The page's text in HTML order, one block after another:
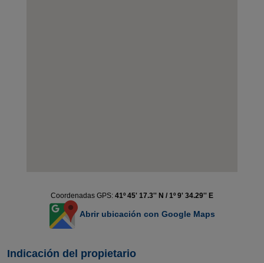
Coordenadas GPS: 41º 45' 17.3'' N / 1º 9' 34.29'' E
Abrir ubicación con Google Maps
Indicación del propietario